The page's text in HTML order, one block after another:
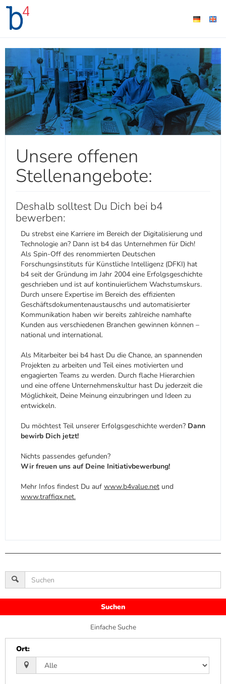
Unsere offenen
Stellenangebote:
Deshalb solltest Du Dich bei b4
bewerben:
Du strebst eine Karriere im Bereich der Digitalisierung und
Technologie an? Dann ist b4 das Unternehmen für Dich!
Als Spin-Off des renommierten Deutschen
Forschungsinstituts für Künstliche Intelligenz (DFKI) hat
b4 seit der Gründung im Jahr 2004 eine Erfolgsgeschichte
geschrieben und ist auf kontinuierlichem Wachstumskurs.
Durch unsere Expertise im Bereich des effizienten
Geschäftsdokumentenaustauschs und automatisierter
Kommunikation haben wir bereits zahlreiche namhafte
Kunden aus verschiedenen Branchen gewinnen können –
national und international.
Als Mitarbeiter bei b4 hast Du die Chance, an spannenden
Projekten zu arbeiten und Teil eines motivierten und
engagierten Teams zu werden. Durch flache Hierarchien
und eine offene Unternehmenskultur hast Du jederzeit die
Möglichkeit, Deine Meinung einzubringen und Ideen zu
entwickeln.
Du möchtest Teil unserer Erfolgsgeschichte werden? Dann
bewirb Dich jetzt!
Nichts passendes gefunden?
Wir freuen uns auf Deine Initiativbewerbung!
Mehr Infos findest Du auf www.b4value.net und
www.traffiqx.net.
Suchen
Einfache Suche
Ort: